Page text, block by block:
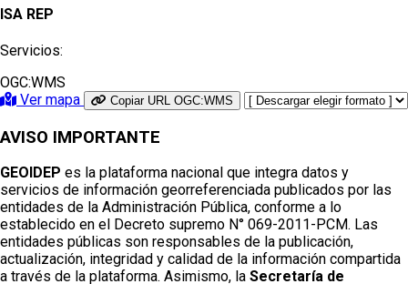
ISA REP
Servicios:
OGC:WMS
Ver mapa
Copiar URL OGC:WMS
AVISO IMPORTANTE
GEOIDEP es la plataforma nacional que integra datos y
servicios de información georreferenciada publicados por las
entidades de la Administración Pública, conforme a lo
establecido en el Decreto supremo N° 069-2011-PCM. Las
entidades públicas son responsables de la publicación,
actualización, integridad y calidad de la información compartida
a través de la plataforma. Asimismo, la Secretaría de